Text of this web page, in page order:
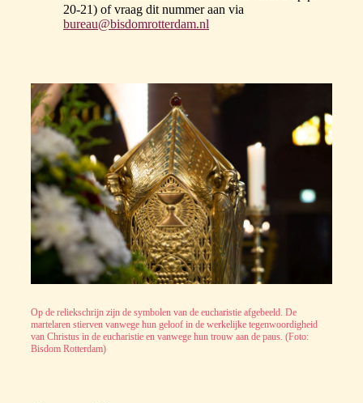
20-21) of vraag dit nummer aan via
bureau@bisdomrotterdam.nl
Op de reliekschrijn zijn de symbolen van de eucharistie afgebeeld. De
martelaren stierven vanwege hun geloof in de werkelijke tegenwoordigheid
van Christus in de eucharistie en vanwege hun trouw aan de paus. (Foto:
Bisdom Rotterdam)